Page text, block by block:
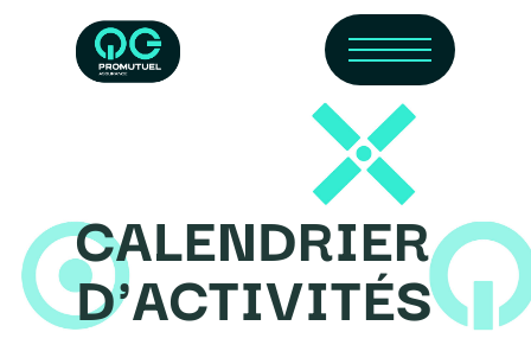
Menu
CALENDRIER
D'ACTIVITÉS